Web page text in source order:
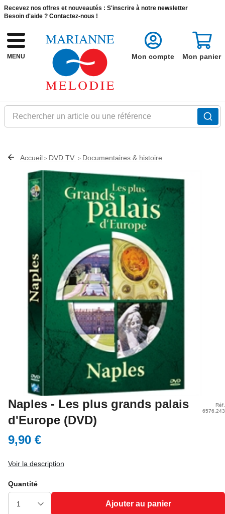
Recevez nos offres et nouveautés : S'inscrire à notre newsletter
Besoin d'aide ? Contactez-nous !
MENU
Rechercher un article ou une référence
Mon compte Mon panier
Accueil > DVD TV > Documentaires & histoire
Naples - Les plus grands palais
d'Europe (DVD)
Réf.
6576.243
9,90 €
Voir la description
Quantité
Ajouter au panier